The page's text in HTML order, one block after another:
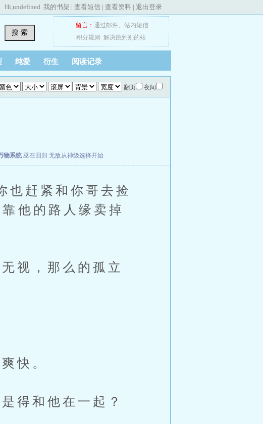
Hi,undefined 我的书架 | 查看短信 | 查看资料 | 退出登录
搜 索
留言： 通过邮件、 站内短信
积分规则
解决跳到别的站
纯爱 衍生 阅读记录
翻页 夜间
物系统 巫在回归 无敌从神级选择开始
赶紧和你哥去捡
他的路人缘卖掉
，那么的孤立
快。
和他在一起？